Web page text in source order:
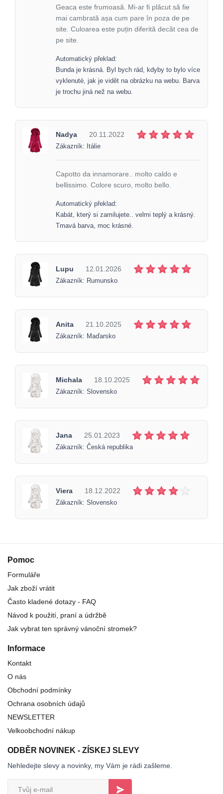
Geaca este frumoasă. Mi-ar fi plăcut să fie
mai cambrată așa cum pare în poza de pe
site. Culoarea este puțin diferită decât cea de
pe site.
Automatický překlad:
Bunda je krásná. Byl bych rád, kdyby to bylo více
vyklenuté, jak je vidět na obrázku na webu. Barva
je trochu jiná než na webu.
Nadya 20.11.2022
Zákazník: Itálie
Capotto da innamorare.. molto caldo e
bellissimo. Colore scuro, molto bello.
Automatický překlad:
Kabát, který si zamilujete.. velmi teplý a krásný.
Tmavá barva, moc krásné.
Lupu 12.01.2026
Zákazník: Rumunsko
Anita 21.10.2025
Zákazník: Maďarsko
Michala 18.10.2025
Zákazník: Slovensko
Jana 25.01.2023
Zákazník: Česká republika
Viera 18.12.2022
Zákazník: Slovensko
Pomoc
Formuláře
Jak zboží vrátit
Často kladené dotazy - FAQ
Návod k použití, praní a údržbě
Jak vybrat ten správný vánoční stromek?
Informace
Kontakt
O nás
Obchodní podmínky
Ochrana osobních údajů
NEWSLETTER
Velkoobchodní nákup
ODBĚR NOVINEK - ZÍSKEJ SLEVY
Nehledejte slevy a novinky, my Vám je rádi zašleme.